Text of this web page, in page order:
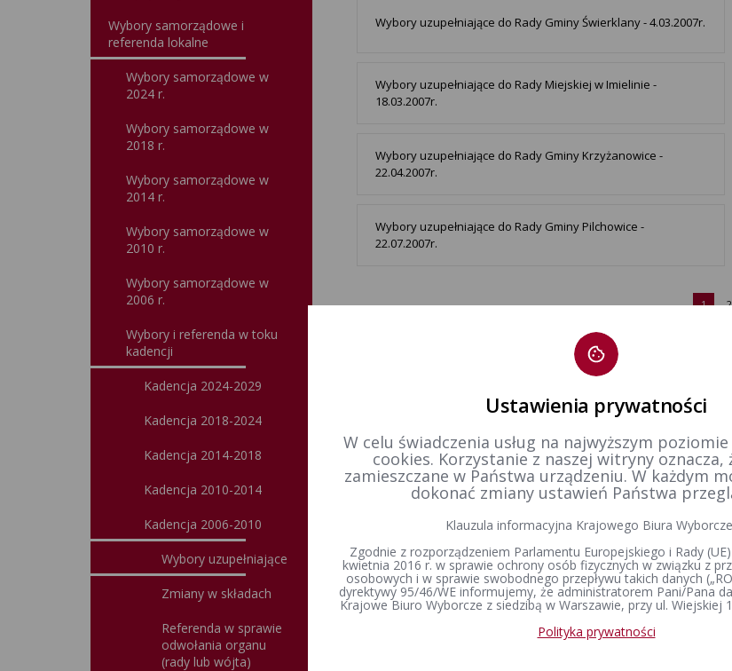
Wybory samorządowe i
referenda lokalne
Wybory samorządowe w
2024 r.
Wybory samorządowe w
2018 r.
Wybory samorządowe w
2014 r.
Wybory samorządowe w
2010 r.
Wybory samorządowe w
2006 r.
Wybory i referenda w toku
kadencji
Kadencja 2024-2029
Kadencja 2018-2024
Kadencja 2014-2018
Kadencja 2010-2014
Kadencja 2006-2010
Wybory uzupełniające
Zmiany w składach
Referenda w sprawie
odwołania organu
(rady lub wójta)
Wybory uzupełniające do Rady Gminy Świerklany - 4.03.2007r.
Wybory uzupełniające do Rady Miejskiej w Imielinie -
18.03.2007r.
Wybory uzupełniające do Rady Gminy Krzyżanowice -
22.04.2007r.
Wybory uzupełniające do Rady Gminy Pilchowice -
22.07.2007r.
1 2
Ustawienia prywatności
W celu świadczenia usług na najwyższym
cookies. Korzystanie z naszej witryny oznacza,
zamieszczane w Państwa urządzeniu. W każdym
dokonać zmiany ustawień Państwa
Klauzula informacyjna Krajowego Biura
Zgodnie z rozporządzeniem Parlamentu Europejskiego i Rady
kwietnia 2016 r. w sprawie ochrony osób fizycznych w związku z
osobowych i w sprawie swobodnego przepływu takich danych
dyrektywy 95/46/WE informujemy, że administratorem Pani/Pana
Krajowe Biuro Wyborcze z siedzibą w Warszawie, przy ul. Wiejskiej
Polityka prywatności